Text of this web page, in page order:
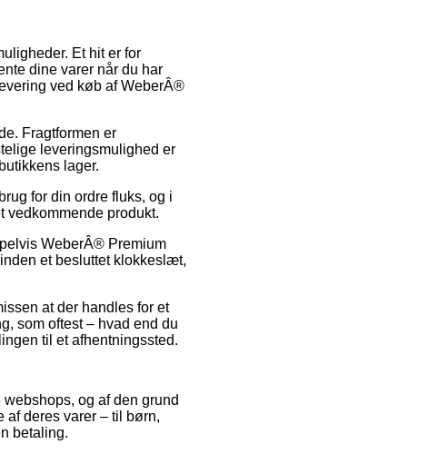
Et hit er for
dine varer når du har
ved køb af WeberÂ®
Fragtformen er
leveringsmulighed er
lager.
for din ordre fluks, og i
vedkommende produkt.
WeberÂ® Premium
et besluttet klokkeslæt,
at der handles for et
som oftest – hvad end du
til et afhentningssted.
og af den grund
af deres varer – til børn,
betaling.